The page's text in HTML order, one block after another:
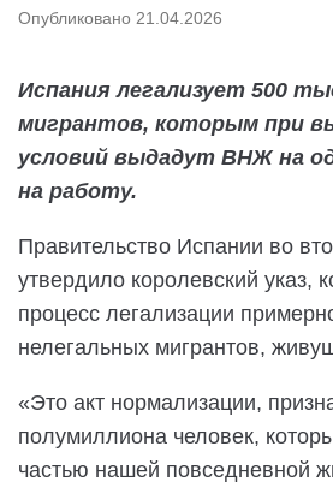
Опубликовано 21.04.2026
Испания легализует 500
мигрантов, которым при
условий выдадут ВНЖ на
на работу.
Правительство Испании во
утвердило королевский указ,
процесс легализации
нелегальных мигрантов,
«Это акт нормализации,
полумиллиона человек,
частью нашей повседневной